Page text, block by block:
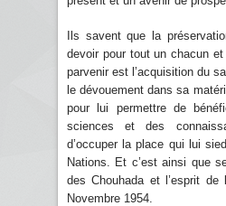
Ils savent que la
devoir pour tout un chacun
parvenir est l’acquisition du
le dévouement dans sa
pour lui permettre de
sciences et des
d’occuper la place qui lui
Nations. Et c’est ainsi que
des Chouhada et l’esprit de
Novembre 1954.